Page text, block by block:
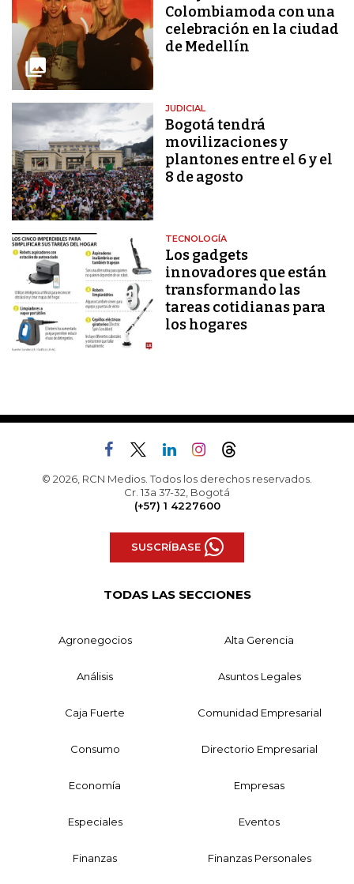
Colombiamoda con una
celebración en la ciudad
de Medellín
JUDICIAL
Bogotá tendrá
movilizaciones y
plantones entre el 6 y el
8 de agosto
TECNOLOGÍA
Los gadgets
innovadores que están
transformando las
tareas cotidianas para
los hogares
© 2026, RCN Medios. Todos los derechos reservados.
Cr. 13a 37-32, Bogotá
(+57) 1 4227600
SUSCRÍBASE
TODAS LAS SECCIONES
Agronegocios Alta Gerencia
Análisis Asuntos Legales
Caja Fuerte Comunidad Empresarial
Consumo Directorio Empresarial
Economía Empresas
Especiales Eventos
Finanzas Finanzas Personales